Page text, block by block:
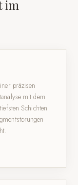
im
präzisen
mit dem
Schichten